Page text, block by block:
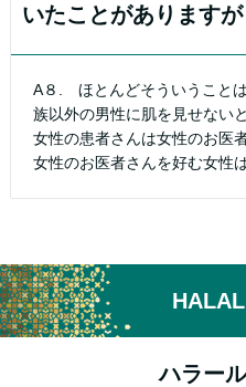
いたことがありますが
A８. ほとんどそういうこと
族以外の男性に肌を見せない
女性の患者さんは女性のお医
女性のお医者さんを好む女性
ハラー